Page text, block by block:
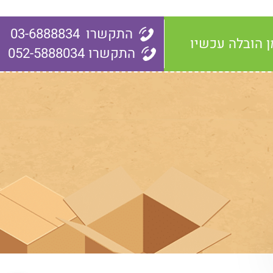
הובלה עכשיו התקשרו 03-6888834
התקשרו052-5888034